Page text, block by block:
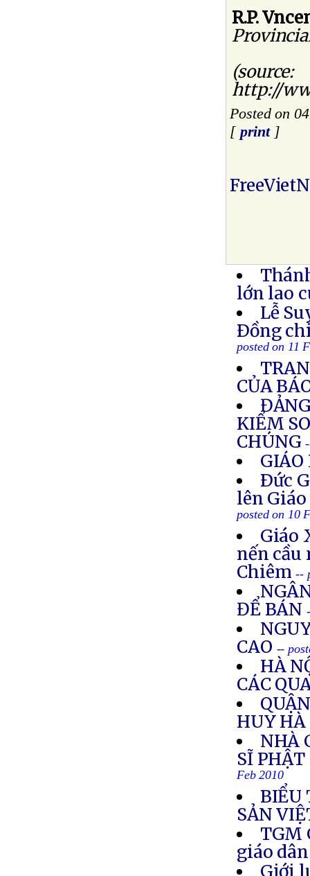
R.P.
(source:
http://
Posted on
[ print]
lớn lao
Lễ
Ðồng
posted on 11
CỦA
KIỂM
CHÚNG
Ðức
lên
posted on 10
Giáo
nến
Chiêm --
ĐỂ BÁN
CAO --
HÀ
CÁC
HUY
NHÀ
SĨ
Feb 2010
BIỂU
SẢN
TGM
giáo
Giới